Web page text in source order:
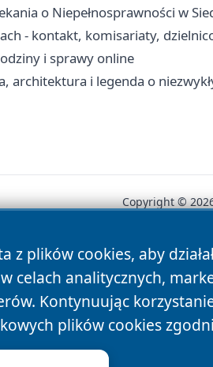
o Niepełnosprawności w
- kontakt, komisariaty,
i sprawy online
architektura i legenda o
z plików cookies, aby
celach analitycznych,
Kontynuując
plików cookies
Copyright ©
News Autorzy